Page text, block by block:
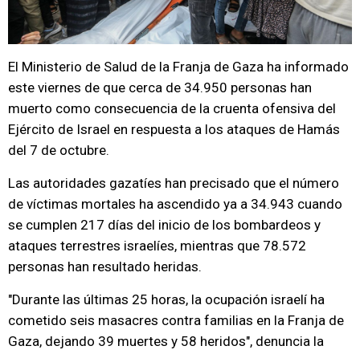
El Ministerio de Salud de la Franja de Gaza ha informado
este viernes de que cerca de 34.950 personas han
muerto como consecuencia de la cruenta ofensiva del
Ejército de Israel en respuesta a los ataques de Hamás
del 7 de octubre.
Las autoridades gazatíes han precisado que el número
de víctimas mortales ha ascendido ya a 34.943 cuando
se cumplen 217 días del inicio de los bombardeos y
ataques terrestres israelíes, mientras que 78.572
personas han resultado heridas.
"Durante las últimas 25 horas, la ocupación israelí ha
cometido seis masacres contra familias en la Franja de
Gaza, dejando 39 muertes y 58 heridos", denuncia la